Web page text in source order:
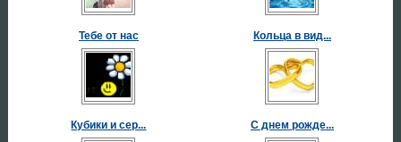
Тебе от нас Кольца в вид...
Кубики и сер... С днем рожде...